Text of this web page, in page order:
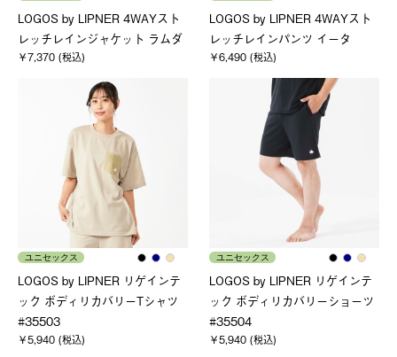
LOGOS by LIPNER 4WAYスト
レッチレインジャケット ラムダ
￥7,370 (税込)
LOGOS by LIPNER 4WAYスト
レッチレインパンツ イータ
￥6,490 (税込)
ユニセックス
LOGOS by LIPNER リゲインテ
ック ボディリカバリーTシャツ
#35503
￥5,940 (税込)
ユニセックス
LOGOS by LIPNER リゲインテ
ック ボディリカバリーショーツ
#35504
￥5,940 (税込)